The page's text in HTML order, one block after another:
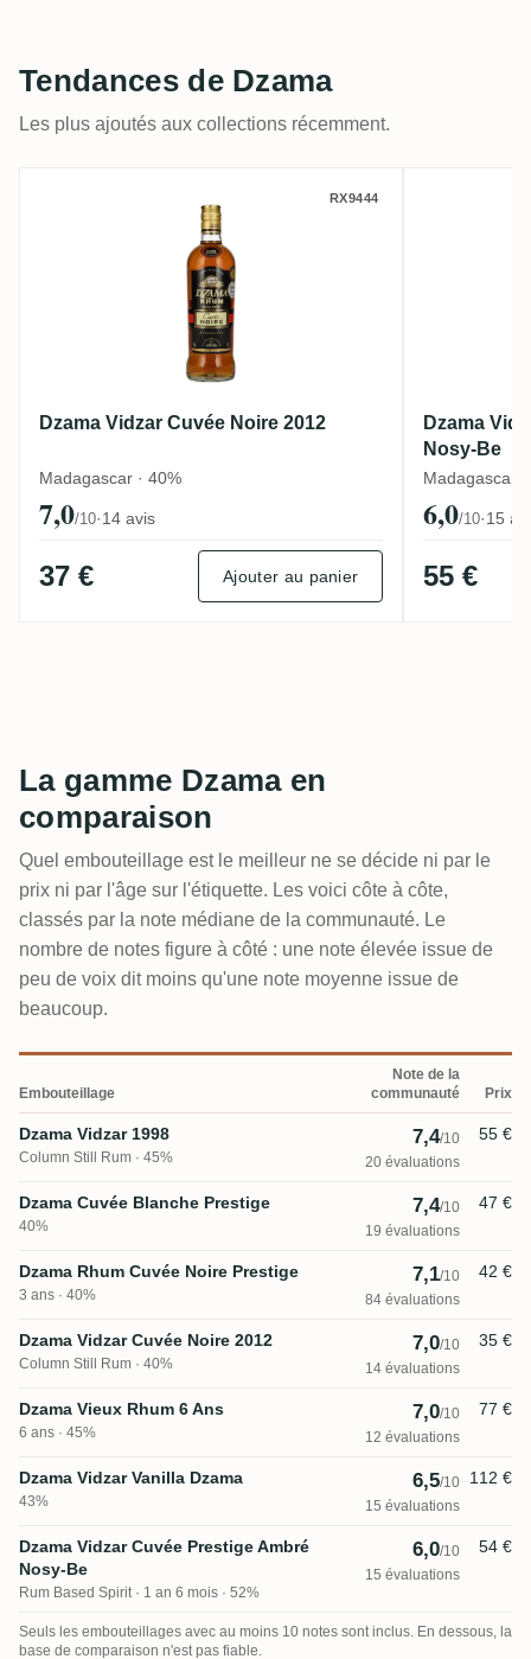
Tendances de Dzama
Les plus ajoutés aux collections récemment.
Dzama Vidzar Cuvée Noire 2012
RX9444
Dzama Vidzar Cuvée Noire 2012
Madagascar · 40%
7,0/10·14 avis
37 € Ajouter au panier
Dzama
Nosy-Be
Madagascar
6,0/10·15
55 €
La gamme Dzama en
comparaison
Quel embouteillage est le meilleur ne se décide ni par le
prix ni par l'âge sur l'étiquette. Les voici côte à côte,
classés par la note médiane de la communauté. Le
nombre de notes figure à côté : une note élevée issue de
peu de voix dit moins qu'une note moyenne issue de
beaucoup.
Embouteillage
Note de la
communauté
Prix
Dzama Vidzar 1998
Column Still Rum 45%
7,4/10
20 évaluations
55 €
Dzama Cuvée Blanche Prestige
40%
7,4/10
19 évaluations
47 €
Dzama Rhum Cuvée Noire Prestige
3 ans · 40%
7,1/10
84 évaluations
42 €
Dzama Vidzar Cuvée Noire 2012
Column Still Rum 40%
7,0/10
14 évaluations
35 €
Dzama Vieux Rhum 6 Ans
6 ans · 45%
7,0/10
12 évaluations
77 €
Dzama Vidzar Vanilla Dzama
43%
6,5/10
15 évaluations
112 €
Dzama Vidzar Cuvée Prestige Ambré
Nosy-Be
Rum Based Spirit 1 an 6 mois · 52%
6,0/10
15 évaluations
54 €
Seuls les embouteillages avec au moins 10 notes sont inclus. En dessous, la
base de comparaison n'est pas fiable.